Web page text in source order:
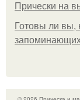
Прически на
Готовы ли вы,